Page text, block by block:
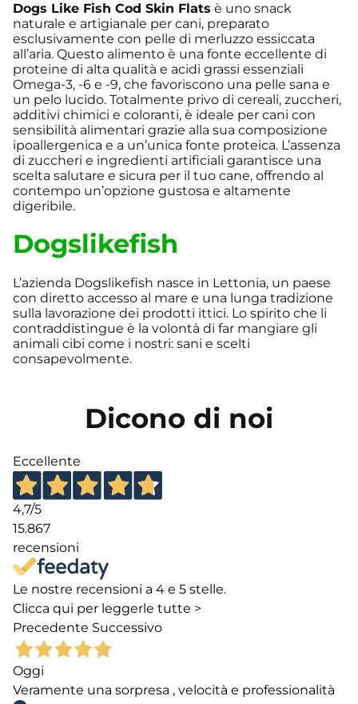
Dogs Like Fish Cod Skin Flats è uno snack
naturale e artigianale per cani, preparato
esclusivamente con pelle di merluzzo essiccata
all’aria. Questo alimento è una fonte eccellente di
proteine di alta qualità e acidi grassi essenziali
Omega-3, -6 e -9, che favoriscono una pelle sana e
un pelo lucido. Totalmente privo di cereali, zuccheri,
additivi chimici e coloranti, è ideale per cani con
sensibilità alimentari grazie alla sua composizione
ipoallergenica e a un’unica fonte proteica. L’assenza
di zuccheri e ingredienti artificiali garantisce una
scelta salutare e sicura per il tuo cane, offrendo al
contempo un’opzione gustosa e altamente
digeribile.
Dogslikefish
L’azienda Dogslikefish nasce in Lettonia, un paese
con diretto accesso al mare e una lunga tradizione
sulla lavorazione dei prodotti ittici. Lo spirito che li
contraddistingue è la volontà di far mangiare gli
animali cibi come i nostri: sani e scelti
consapevolmente.
Dicono di noi
Eccellente
4,7/5
15.867
recensioni
Le nostre recensioni a 4 e 5 stelle.
Clicca qui per leggerle tutte >
Precedente Successivo
Oggi
Veramente una sorpresa , velocità e professionalità